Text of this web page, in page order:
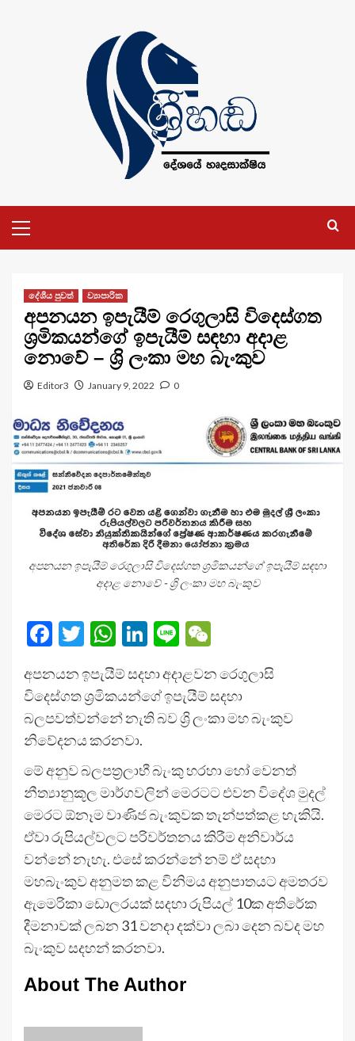
Menu
දේශීය පුවත් ව්‍යාපාරික
අපනයන ඉපැයීම් රෙගුලාසි විදෙස්ගත
ශ්‍රමිකයන්ගේ ඉපැයීම් සඳහා අදාළ
නොවේ – ශ්‍රි ලංකා මහ බැංකුව
Editor3 January 9, 2022 0
අපනයන ඉපැයීම් රෙගුලාසි විදෙස්ගත ශ්‍රමිකයන්ගේ ඉපැයීම් සඳහා
අදාළ නොවේ - ශ්‍රි ලංකා මහ බැංකුව
Facebook
Twitter
WhatsApp
LinkedIn
Line
අපනයන ඉපැයීම් සදහා අදාළවන රෙගුලාසි
විදෙස්ගත ශ්‍රමිකයන්ගේ ඉපැයීම් සදහා
බලපවත්වන්නේ නැති බව ශ්‍රි ලංකා මහ බැංකුව
නිවේදනය කරනවා.
මේ අනුව බලපත්‍රලාභී බැංකු හරහා හෝ වෙනත්
නීත්‍යානුකූල මාර්ගවලින් මෙරටට එවන විදේශ මුදල්
මෙරට ඕනෑම වාණිජ බැංකුවක තැන්පත්කළ හැකියි.
ඒවා රුපියල්වලට පරිවර්තනය කිරීම අනිවාර්ය
වන්නේ නැහැ. එසේ කරන්නේ නම් ඒ සදහා
මහබැංකුව අනුමත කළ විනිමය අනුපාතයට අමතරව
ඇමෙරිකා ඩොලරයක් සදහා රුපියල් 10ක අතිරේක
දීමනාවක් ලබන 31 වනදා දක්වා ලබා දෙන බවද මහ
බැංකුව සදහන් කරනවා.
About The Author